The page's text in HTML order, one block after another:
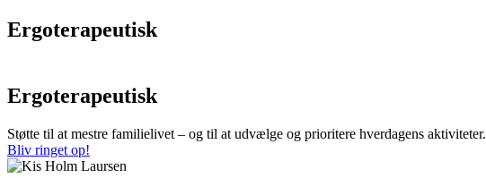
Ergoterapeutisk
Ergoterapeutisk
Støtte til at mestre familielivet – og til at udvælge og prioritere hverdagens aktiviteter.
Bliv ringet op!